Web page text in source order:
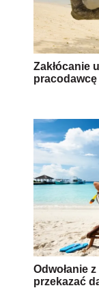
Zakłócanie
pracodawcę
Odwołanie
przekazać